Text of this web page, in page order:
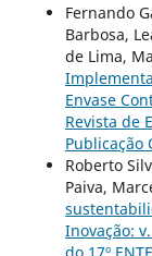
Fernando
Barbosa,
de Lima,
Envase
Revista de
Publicação
Roberto
Paiva,
Inovação:
do 17º